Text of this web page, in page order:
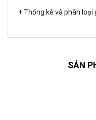
+ Thống kê và phân
SẢN